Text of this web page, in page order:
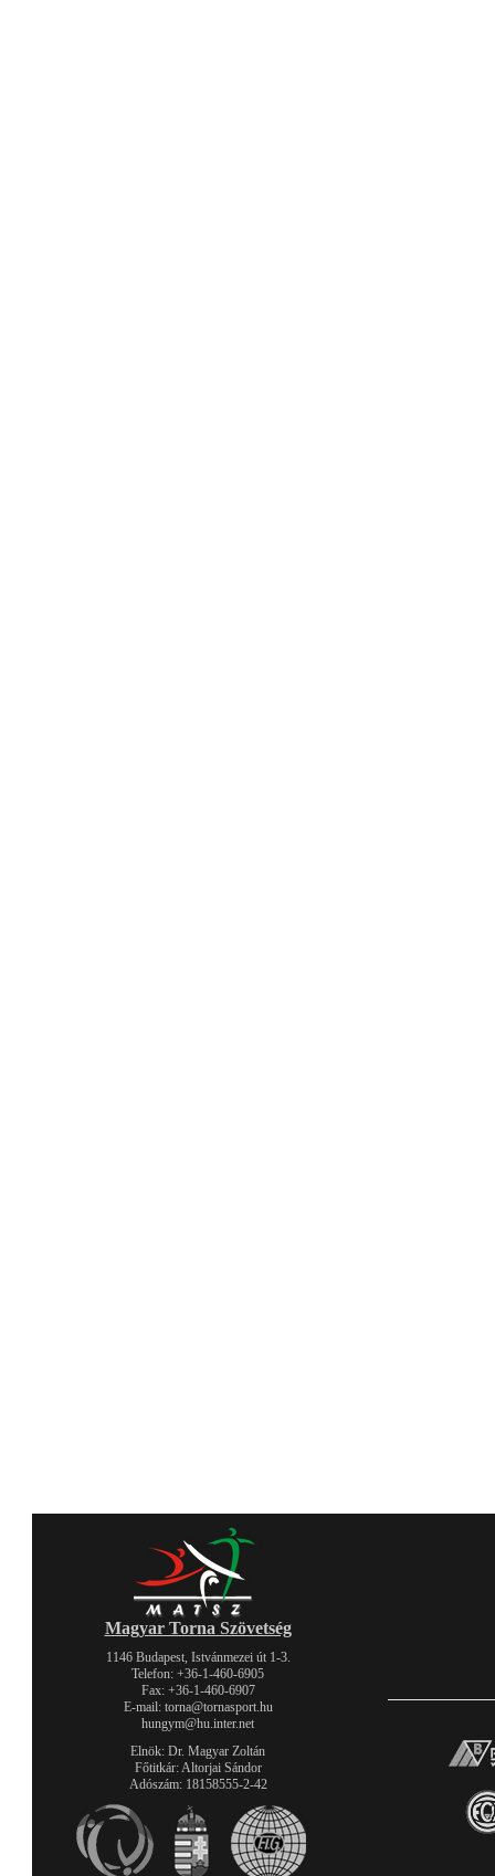
Magyar Torna Szövetség
1146 Budapest, Istvánmezei út 1-3.
Telefon: +36-1-460-6905
Fax: +36-1-460-6907
E-mail: torna@tornasport.hu
hungym@hu.inter.net
Elnök: Dr. Magyar Zoltán
Főtitkár: Altorjai Sándor
Adószám: 18158555-2-42